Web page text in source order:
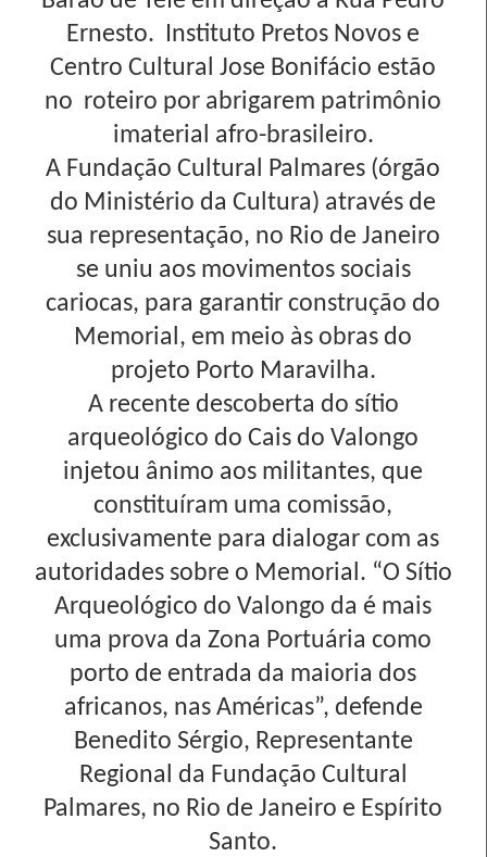
Ernesto.
Instituto Pretos Novos e
Centro Cultural Jose Bonifácio estão
no roteiro por abrigarem patrimônio
imaterial afro-brasileiro.
A Fundação Cultural Palmares (órgão
do Ministério da Cultura) através de
sua representação, no Rio de Janeiro
se uniu aos movimentos sociais
cariocas, para garantir construção do
Memorial, em meio às obras do
projeto Porto Maravilha.
A recente descoberta do sítio
arqueológico do Cais do Valongo
injetou ânimo aos militantes, que
constituíram uma comissão,
exclusivamente para dialogar com as
autoridades sobre o Memorial. “O Sítio
Arqueológico do Valongo da é mais
uma prova da Zona Portuária como
porto de entrada da maioria dos
africanos, nas Américas”, defende
Benedito Sérgio, Representante
Regional da Fundação Cultural
Palmares, no Rio de Janeiro e Espírito
Santo.